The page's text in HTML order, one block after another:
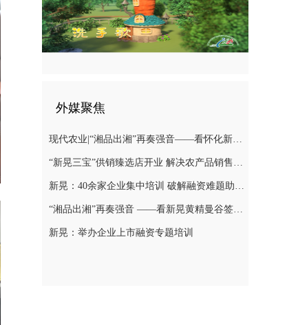
外媒聚焦
现代农业|“湘品出湘”再奏强音——看怀化新晃黄精曼谷签单背后的“强链密码”
“新晃三宝”供销臻选店开业 解决农产品销售难题
新晃：40余家企业集中培训 破解融资难题助力发展
“湘品出湘”再奏强音 ——看新晃黄精曼谷签单背后的“强链密码”
新晃：举办企业上市融资专题培训